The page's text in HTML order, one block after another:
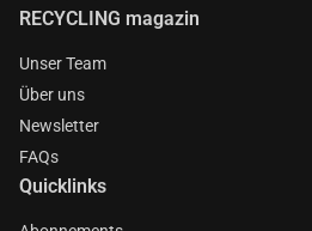
RECYCLING magazin
Unser Team
Über uns
Newsletter
FAQs
Quicklinks